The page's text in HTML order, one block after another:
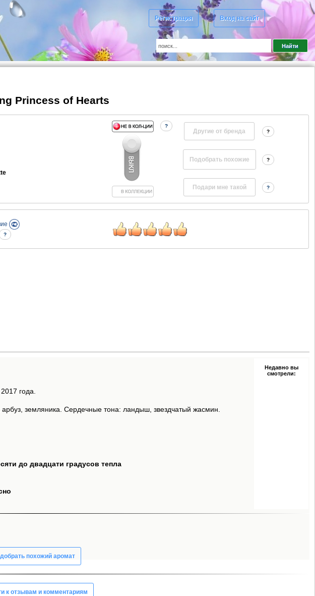
Регистрация Вход на сайт
Princess of Hearts
?
Другие от бренда ?
?
?
?
года.
арбуз, земляника. Сердечные тона: ландыш, звездчатый жасмин.
до двадцати градусов тепла
Недавно вы
смотрели:
похожий аромат
к отзывам и комментариям